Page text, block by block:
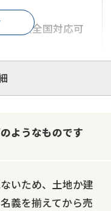
ア（全国対応可
業歴10年以上
ようなものです
いため、土地か建
義を揃えてから売